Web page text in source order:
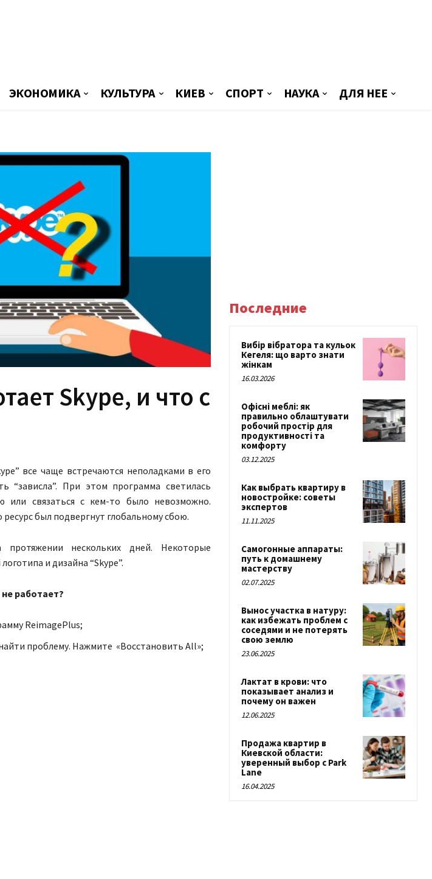
ЭКОНОМИКА КУЛЬТУРА КИЕВ СПОРТ НАУКА ДЛЯ НЕЕ
Skype, и что с
все чаще встречаются неполадками в его
“зависла”. При этом программа светилась
или связаться с кем-то было невозможно.
был подвергнут глобальному сбою.
нескольких дней. Некоторые
и дизайна “Skype”.
работает?
ReimagePlus;
проблему. Нажмите «Восстановить All»;
Последние
Вибір вібратора та кульок
Кегеля: що варто знати
жінкам
16.03.2026
Офісні меблі: як
правильно облаштувати
робочий простір для
продуктивності та
комфорту
03.12.2025
Как выбрать квартиру в
новостройке: советы
экспертов
11.11.2025
Самогонные аппараты:
путь к домашнему
мастерству
02.07.2025
Вынос участка в натуру:
как избежать проблем с
соседями и не потерять
свою землю
23.06.2025
Лактат в крови: что
показывает анализ и
почему он важен
12.06.2025
Продажа квартир в
Киевской области:
уверенный выбор с Park
Lane
16.04.2025